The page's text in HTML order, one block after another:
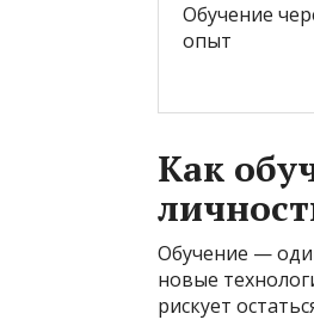
Обучение
опыт
Как
Обучение —
новые
рискует